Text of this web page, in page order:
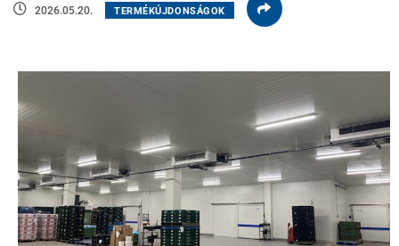
2026.05.20. TERMÉKÚJDONSÁGOK